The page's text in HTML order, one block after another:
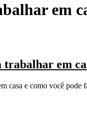
em
trabalhar em
casa e como você